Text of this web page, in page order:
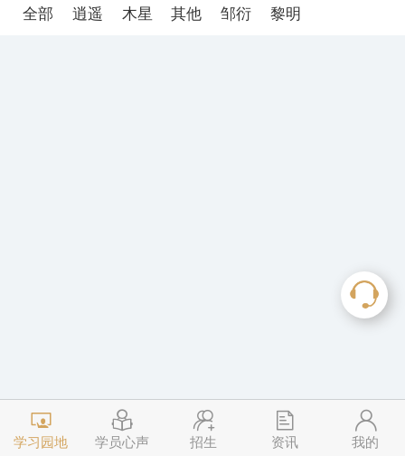
全部 逍遥 木星 其他 邹衍 黎明
学习园地 学员心声 招生 资讯 我的